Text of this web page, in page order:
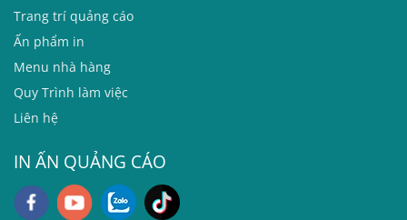
Trang trí quảng cáo
Ấn phẩm in
Menu nhà hàng
Quy Trình làm việc
Liên hệ
IN ẤN QUẢNG CÁO